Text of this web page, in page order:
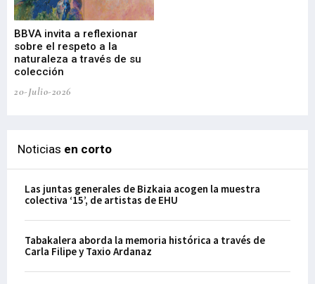
BBVA invita a reflexionar
sobre el respeto a la
naturaleza a través de su
colección
20-Julio-2026
Noticias en corto
Las juntas generales de Bizkaia acogen la muestra
colectiva ‘15’, de artistas de EHU
Tabakalera aborda la memoria histórica a través de
Carla Filipe y Taxio Ardanaz